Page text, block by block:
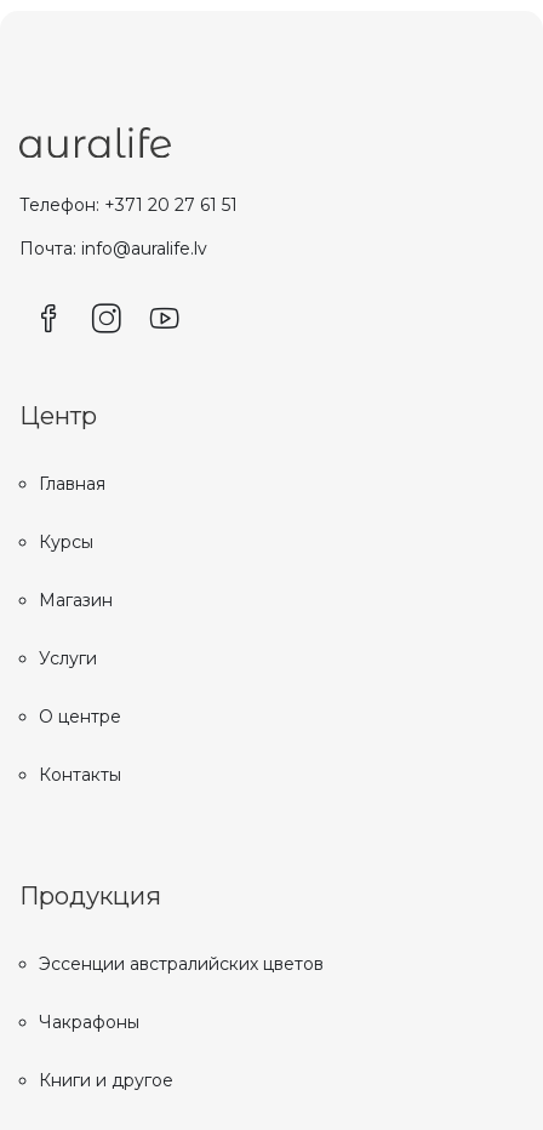
Телефон: +371 20 27 61 51
Почта: info@auralife.lv
Центр
Главная
Курсы
Магазин
Услуги
О центре
Контакты
Продукция
Эссенции австралийских цветов
Чакрафоны
Книги и другое